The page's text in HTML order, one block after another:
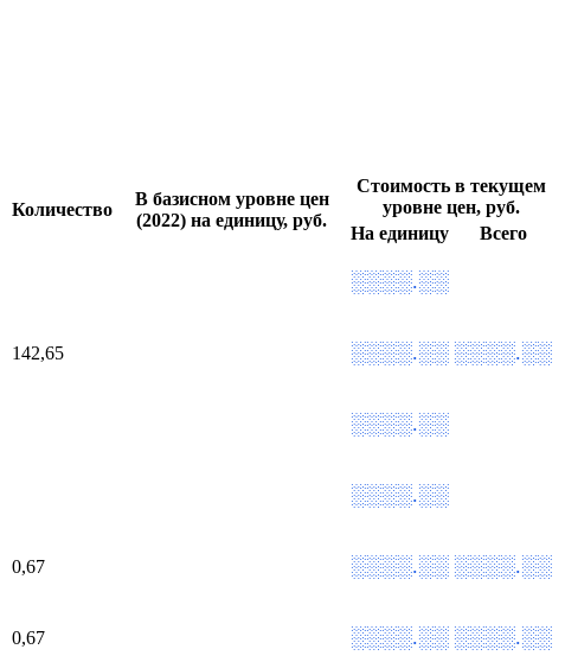
Количество
В базисном уровне цен
(2022) на единицу, руб.
Стоимость в текущем
уровне цен, руб.
На единицу
Всего
░░░░.░░
142,65 ░░░░.░░ ░░░░.░░
░░░░.░░
░░░░.░░
0,67 ░░░░.░░ ░░░░.░░
0,67 ░░░░.░░ ░░░░.░░